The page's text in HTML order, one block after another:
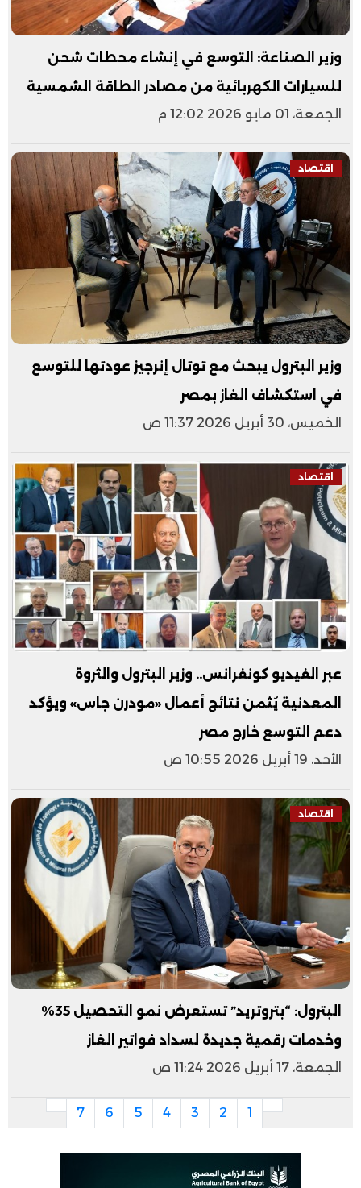
وزير الصناعة: التوسع في إنشاء محطات شحن
للسيارات الكهربائية من مصادر الطاقة الشمسية
الجمعة، 01 مايو 2026 12:02 م
اقتصاد
وزير البترول يبحث مع توتال إنرجيز عودتها للتوسع
في استكشاف الغاز بمصر
الخميس، 30 أبريل 2026 11:37 ص
اقتصاد
عبر الفيديو كونفرانس.. وزير البترول والثروة
المعدنية يُثمن نتائج أعمال «مودرن جاس» ويؤكد
دعم التوسع خارج مصر
الأحد، 19 أبريل 2026 10:55 ص
اقتصاد
البترول: “بتروتريد” تستعرض نمو التحصيل 35%
وخدمات رقمية جديدة لسداد فواتير الغاز
الجمعة، 17 أبريل 2026 11:24 ص
1
2
3
4
5
6
7